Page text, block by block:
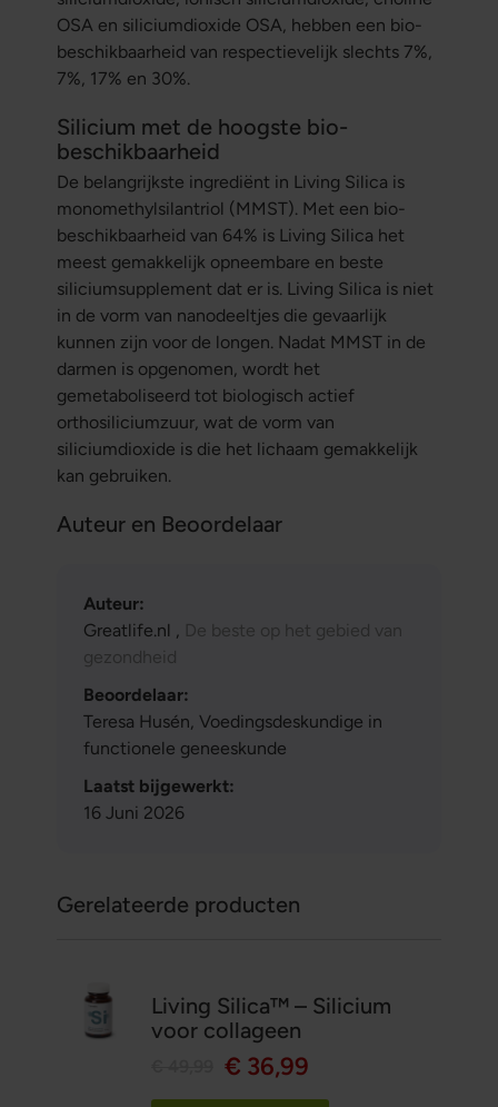
OSA en siliciumdioxide OSA, hebben een bio-
beschikbaarheid van respectievelijk slechts 7%,
7%, 17% en 30%.
Silicium met de hoogste bio-
beschikbaarheid
De belangrijkste ingrediënt in Living Silica is
monomethylsilantriol (MMST). Met een bio-
beschikbaarheid van 64% is Living Silica het
meest gemakkelijk opneembare en beste
siliciumsupplement dat er is. Living Silica is niet
in de vorm van nanodeeltjes die gevaarlijk
kunnen zijn voor de longen. Nadat MMST in de
darmen is opgenomen, wordt het
gemetaboliseerd tot biologisch actief
orthosiliciumzuur, wat de vorm van
siliciumdioxide is die het lichaam gemakkelijk
kan gebruiken.
Auteur en Beoordelaar
Auteur:
Greatlife.nl , De beste op het gebied van
gezondheid
Beoordelaar:
Teresa Husén, Voedingsdeskundige in
functionele geneeskunde
Laatst bijgewerkt:
16 Juni 2026
Gerelateerde producten
Living Silica™ – Silicium
voor collageen
€ 36,99